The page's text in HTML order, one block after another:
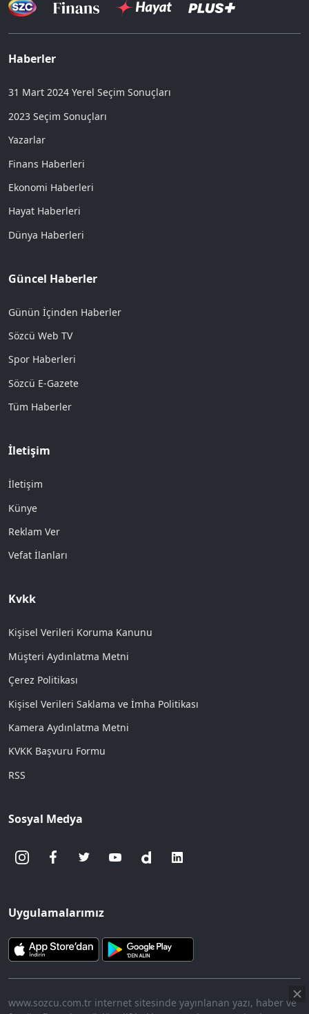
Haberler
31 Mart 2024 Yerel Seçim Sonuçları
2023 Seçim Sonuçları
Yazarlar
Finans Haberleri
Ekonomi Haberleri
Hayat Haberleri
Dünya Haberleri
Güncel Haberler
Günün İçinden Haberler
Sözcü Web TV
Spor Haberleri
Sözcü E-Gazete
Tüm Haberler
İletişim
İletişim
Künye
Reklam Ver
Vefat İlanları
Kvkk
Kişisel Verileri Koruma Kanunu
Müşteri Aydınlatma Metni
Çerez Politikası
Kişisel Verileri Saklama ve İmha Politikası
Kamera Aydınlatma Metni
KVKK Başvuru Formu
RSS
Sosyal Medya
Uygulamalarımız
www.sozcu.com.tr internet sitesinde yayınlanan yazı, haber ve